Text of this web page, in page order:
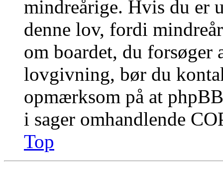
mindreårige. Hvis du er
denne lov, fordi
om boardet, du forsøger
lovgivning, bør du
opmærksom på at
i sager omhandlende
Top